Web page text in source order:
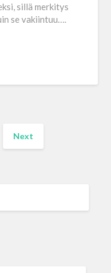
sillä merkitys
se vakiintuu….
Next